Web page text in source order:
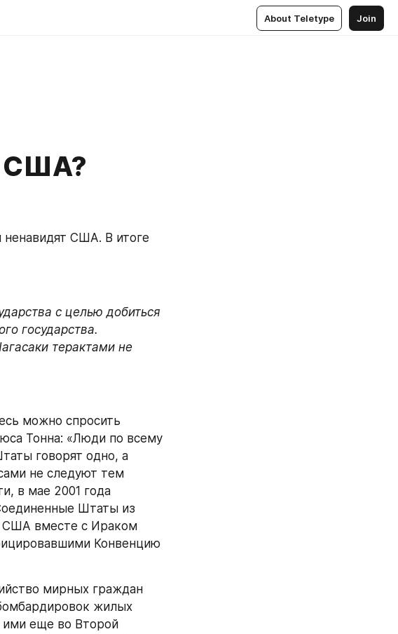
About Teletype Join
США?
ненавидят США. В итоге
с целью добиться
государства.
терактами не
можно спросить
Тонна: «Люди по всему
говорят одно, а
не следуют тем
в мае 2001 года
Штаты из
США вместе с Ираком
Конвенцию
мирных граждан
жилых
ими еще во Второй